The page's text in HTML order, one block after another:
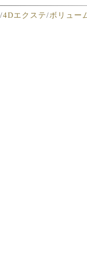
/4Dエクステ/ボリュー